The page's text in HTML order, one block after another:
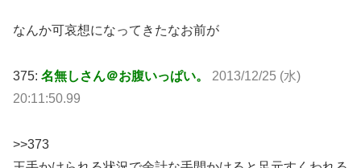
なんか可哀想になってきたなお前が
375: 名無しさん＠お腹いっぱい。 2013/12/25 (水)
20:11:50.99
>>373